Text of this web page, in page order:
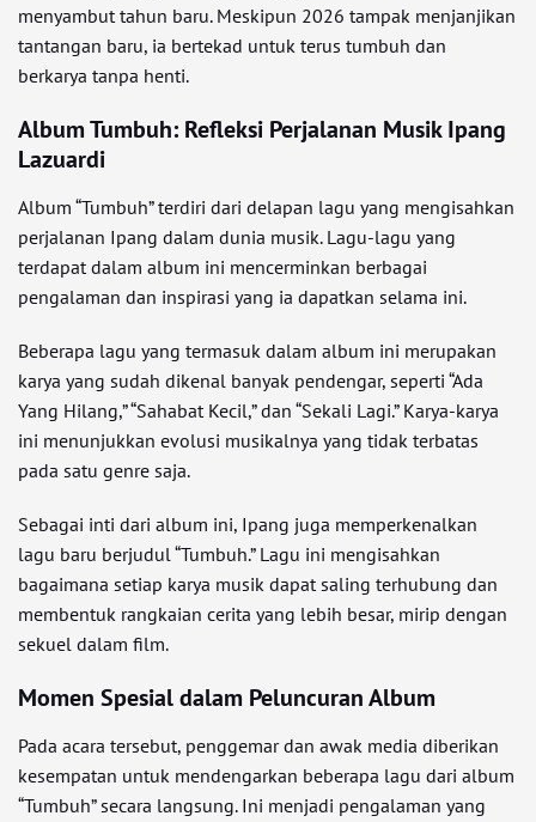
menyambut tahun baru. Meskipun 2026 tampak menjanjikan
tantangan baru, ia bertekad untuk terus tumbuh dan
berkarya tanpa henti.
Album Tumbuh: Refleksi Perjalanan Musik Ipang
Lazuardi
Album “Tumbuh” terdiri dari delapan lagu yang mengisahkan
perjalanan Ipang dalam dunia musik. Lagu-lagu yang
terdapat dalam album ini mencerminkan berbagai
pengalaman dan inspirasi yang ia dapatkan selama ini.
Beberapa lagu yang termasuk dalam album ini merupakan
karya yang sudah dikenal banyak pendengar, seperti “Ada
Yang Hilang,” “Sahabat Kecil,” dan “Sekali Lagi.” Karya-karya
ini menunjukkan evolusi musikalnya yang tidak terbatas
pada satu genre saja.
Sebagai inti dari album ini, Ipang juga memperkenalkan
lagu baru berjudul “Tumbuh.” Lagu ini mengisahkan
bagaimana setiap karya musik dapat saling terhubung dan
membentuk rangkaian cerita yang lebih besar, mirip dengan
sekuel dalam film.
Momen Spesial dalam Peluncuran Album
Pada acara tersebut, penggemar dan awak media diberikan
kesempatan untuk mendengarkan beberapa lagu dari album
“Tumbuh” secara langsung. Ini menjadi pengalaman yang